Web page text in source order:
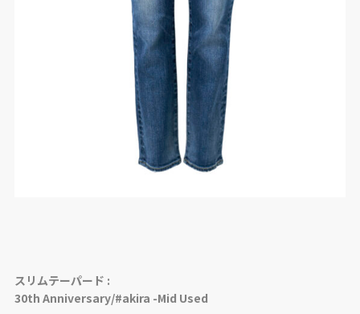
スリムテーパード :
30th Anniversary/#akira -Mid Used